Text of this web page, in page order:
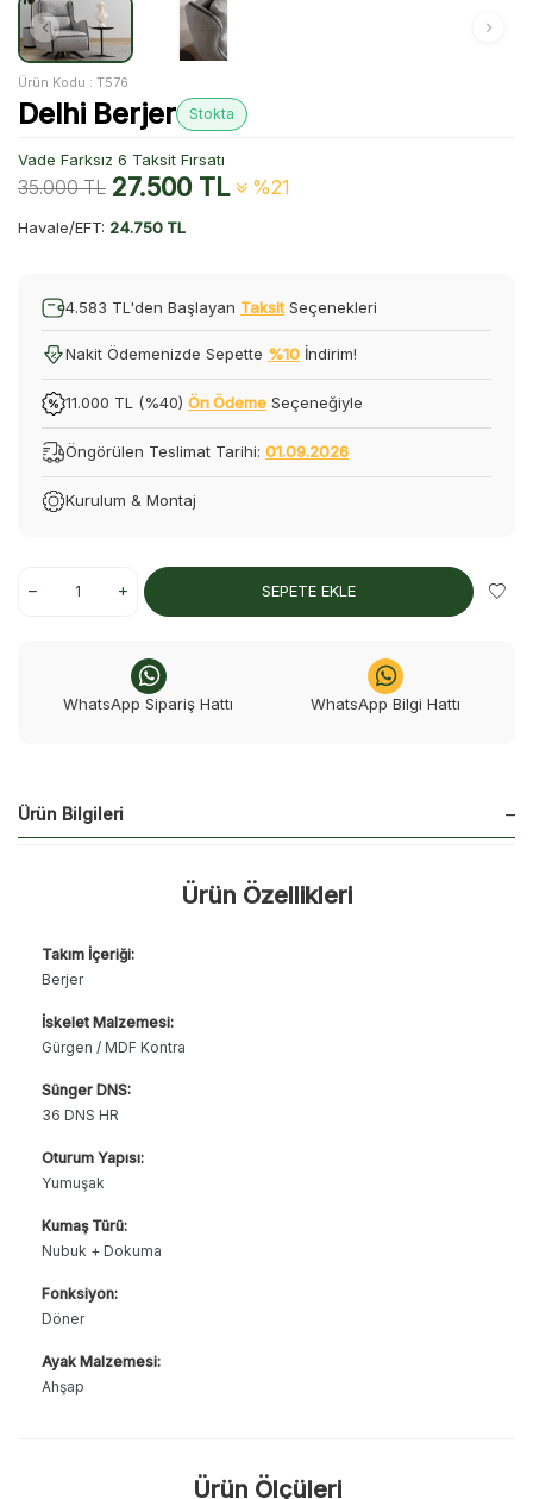
Ürün Kodu : T576
Delhi Berjer Stokta
Vade Farksız 6 Taksit Fırsatı
35.000TL 27.500TL %21
Havale/EFT: 24.750 TL
4.583 TL'den Başlayan Taksit Seçenekleri
Nakit Ödemenizde Sepette %10 İndirim!
11.000 TL (%40) Ön Ödeme Seçeneğiyle
Öngörülen Teslimat Tarihi: 01.09.2026
Kurulum & Montaj
SEPETE EKLE
WhatsApp Sipariş Hattı WhatsApp Bilgi Hattı
Ürün Bilgileri
Ürün Özellikleri
Takım İçeriği:
Berjer
İskelet Malzemesi:
Gürgen / MDF Kontra
Sünger DNS:
36 DNS HR
Oturum Yapısı:
Yumuşak
Kumaş Türü:
Nubuk + Dokuma
Fonksiyon:
Döner
Ayak Malzemesi:
Ahşap
Ürün Ölçüleri